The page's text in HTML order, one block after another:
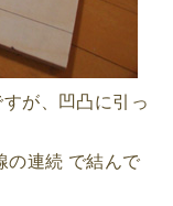
が、凹凸に引っ
の連続 で結んで